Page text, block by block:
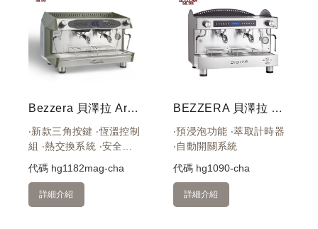
Bezzera 貝澤拉 Arcadia DE-PID 2GR 220V 雙孔營業機 (霧軍綠)
‧新款三角按鍵 ‧恆溫控制
組 ‧熱交換系統 ‧安全...
代碼 hg1182mag-cha
詳細介紹
BEZZERA 貝澤拉 DIGITA DE 雙孔營業機 霧黑 220V
‧預浸泡功能 ‧萃取計時器
‧自動開關系統
代碼 hg1090-cha
詳細介紹